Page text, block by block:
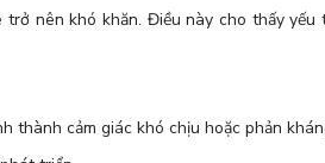
nên khó khăn. Điều này cho thấy yếu
thành cảm giác khó chịu hoặc phản